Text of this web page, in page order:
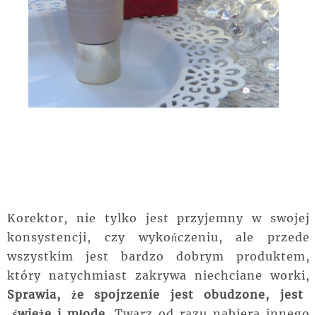
Korektor, nie tylko jest przyjemny w swojej
konsystencji, czy wykończeniu, ale przede
wszystkim jest bardzo dobrym produktem,
który natychmiast zakrywa niechciane worki,
Sprawia, że spojrzenie jest obudzone, jest